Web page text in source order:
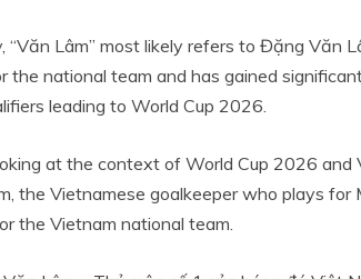
“Văn Lâm” most likely refers to Đặng Văn
the national team and has gained
leading to World Cup 2026.
at the context of World Cup 2026 and
the Vietnamese goalkeeper who plays
the Vietnam national team.